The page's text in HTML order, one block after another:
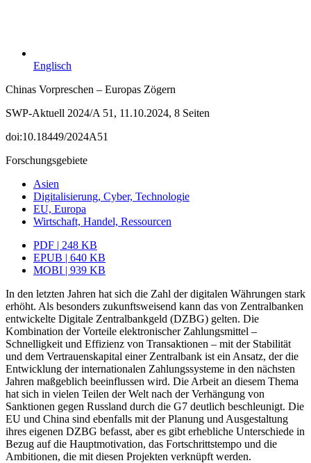
Englisch
Chinas Vorpreschen – Europas Zögern
SWP-Aktuell 2024/A 51, 11.10.2024, 8 Seiten
doi:10.18449/2024A51
Forschungsgebiete
Asien
Digitalisierung, Cyber, Technologie
EU, Europa
Wirtschaft, Handel, Ressourcen
PDF | 248 KB
EPUB | 640 KB
MOBI | 939 KB
In den letzten Jahren hat sich die Zahl der digitalen Währungen stark
erhöht. Als besonders zukunftsweisend kann das von Zentralbanken
entwickelte Digitale Zentral­bankgeld (DZBG) gelten. Die
Kombination der Vorteile elektronischer Zahlungs­mittel –
Schnelligkeit und Effizienz von Transaktionen – mit der Stabilität
und dem Vertrauenskapital einer Zentralbank ist ein Ansatz, der die
Entwicklung der inter­nationalen Zahlungssysteme in den nächsten
Jahren maßgeblich beeinflussen wird. Die Arbeit an diesem Thema
hat sich in vielen Teilen der Welt nach der Verhängung von
Sanktionen gegen Russland durch die G7 deutlich beschleunigt. Die
EU und China sind ebenfalls mit der Planung und Ausgestaltung
ihres eigenen DZBG befasst, aber es gibt erhebliche Unterschiede in
Bezug auf die Hauptmotivation, das Fortschritts­tempo und die
Ambitionen, die mit diesen Projekten verknüpft werden.